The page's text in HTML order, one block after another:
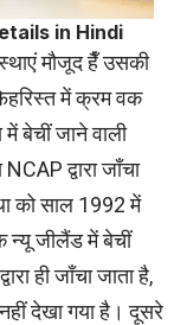
in Hindi
मौजूद हैँ उसकी
में क्रम वक
बेचीं जाने वाली
द्वारा जाँचा
को साल 1992 में
न्यू जीलैंड में बेचीं
ही जाँचा जाता है,
देखा गया है। दूसरे